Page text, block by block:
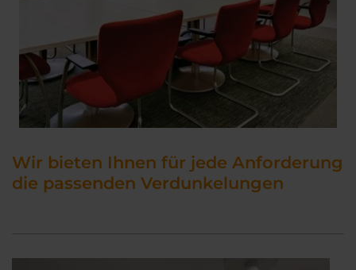
Wir bieten Ihnen für jede Anforderung
die passenden Verdunkelungen